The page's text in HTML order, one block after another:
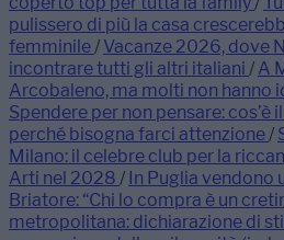
pulissero di più la casa
femminile/ Vacanze 2026, dove
incontrare tutti gli altri italiani / A
Arcobaleno, ma molti non hanno
Spendere per non pensare: cos’è
perché bisogna farci attenzione/
Milano: il celebre club per la
Arti nel 2028 / In Puglia vendono
Briatore: “Chi lo compra è un
metropolitana: dichiarazione di